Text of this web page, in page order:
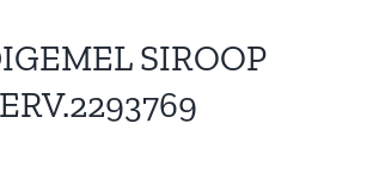
SIROOP